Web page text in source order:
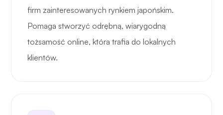
firm zainteresowanych rynkiem japońskim.
Pomaga stworzyć odrębną, wiarygodną
tożsamość online, która trafia do lokalnych
klientów.